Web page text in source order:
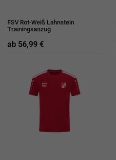
FSV Rot-Weiß Lahnstein
Trainingsanzug
ab 56,99 €